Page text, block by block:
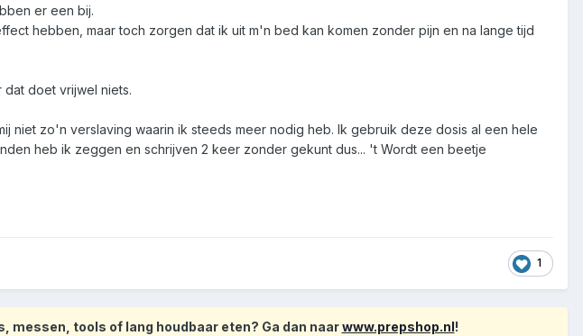
er een bij.
hebben, maar toch zorgen dat ik uit m'n bed kan komen zonder pijn en na lange tijd
doet vrijwel niets.
niet zo'n verslaving waarin ik steeds meer nodig heb. Ik gebruik deze dosis al een hele
heb ik zeggen en schrijven 2 keer zonder gekunt dus... 't Wordt een beetje
1
messen, tools of lang houdbaar eten? Ga dan naarwww.prepshop.nl!